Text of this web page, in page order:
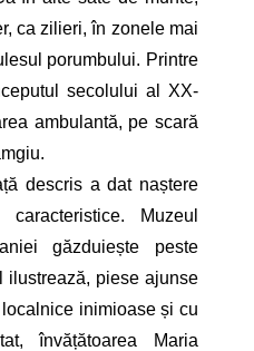
ca zilieri, în zonele mai
porumbului. Printre
secolului al XX-
ambulantă, pe scară
descris a dat naștere
Muzeul
găzduiește peste
ilustrează, piese ajunse
inimioase și cu
învățătoarea Maria